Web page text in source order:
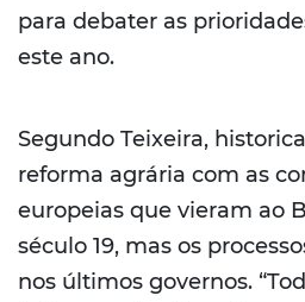
para debater as
este ano.
Segundo Teixeira,
reforma agrária com as
europeias que vieram ao
século 19, mas os
nos últimos governos.